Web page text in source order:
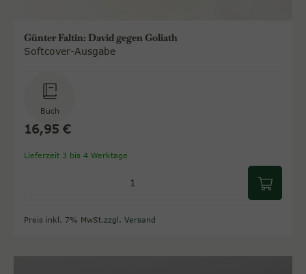
Günter Faltin: David gegen Goliath
Softcover-Ausgabe
Buch
16,95 €
Lieferzeit 3 bis 4 Werktage
Preis inkl. 7% MwSt.zzgl. Versand